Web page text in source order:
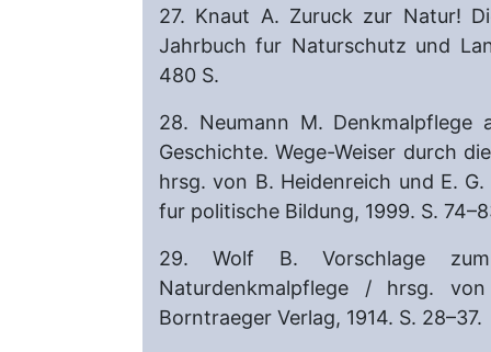
27. Knaut A. Zuruck zur Natur!
Jahrbuch fur Naturschutz und
480 S.
28. Neumann M. Denkmalpflege
Geschichte. Wege-Weiser durch
hrsg. von B. Heidenreich und E.
fur politische Bildung, 1999. S.
29. Wolf B. Vorschlage
Naturdenkmalpflege / hrsg.
Borntraeger Verlag, 1914. S. 28–37.